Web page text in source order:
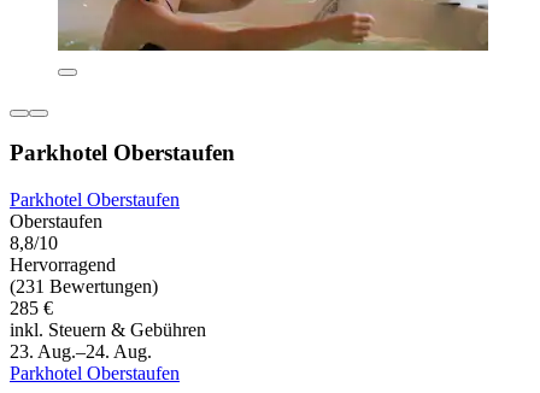
Parkhotel Oberstaufen
Parkhotel Oberstaufen
Oberstaufen
8,8/10
Hervorragend
(231 Bewertungen)
285 €
inkl. Steuern & Gebühren
23. Aug.–24. Aug.
Parkhotel Oberstaufen